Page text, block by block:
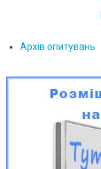
Архів опитувань